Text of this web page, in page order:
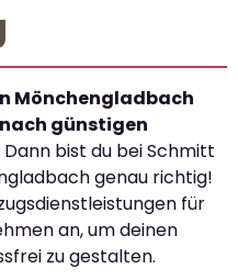
Mönchengladbach
günstigen
Dann bist du bei Schmitt
genau richtig!
für
an, um deinen
zu gestalten.